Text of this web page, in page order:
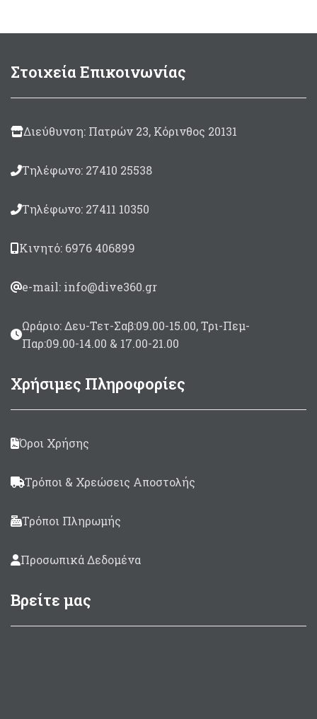
Στρογγυλό μπάλωμα
Συσκευασία 125ml.
Στοιχεία Επικοινωνίας
Διεύθυνση: Πατρών 23, Κόρινθος 20131
Τηλέφωνο: 27410 25538
Τηλέφωνο: 27411 10350
Κινητό: 6976 406899
e-mail: info@dive360.gr
Ωράριο: Δευ-Τετ-Σαβ:09.00-15.00, Τρι-Πεμ-
Παρ:09.00-14.00 & 17.00-21.00
Χρήσιμες Πληροφορίες
Όροι Χρήσης
Τρόποι & Χρεώσεις Αποστολής
Τρόποι Πληρωμής
Προσωπικά Δεδομένα
Βρείτε μας